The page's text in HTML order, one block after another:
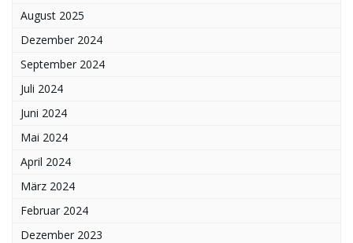
August 2025
Dezember 2024
September 2024
Juli 2024
Juni 2024
Mai 2024
April 2024
März 2024
Februar 2024
Dezember 2023